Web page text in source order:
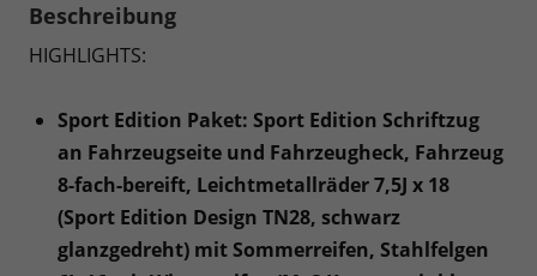
Beschreibung
HIGHLIGHTS:
Sport Edition Paket: Sport Edition Schriftzug
an Fahrzeugseite und Fahrzeugheck, Fahrzeug
8-fach-bereift, Leichtmetallräder 7,5J x 18
(Sport Edition Design TN28, schwarz
glanzgedreht) mit Sommerreifen, Stahlfelgen